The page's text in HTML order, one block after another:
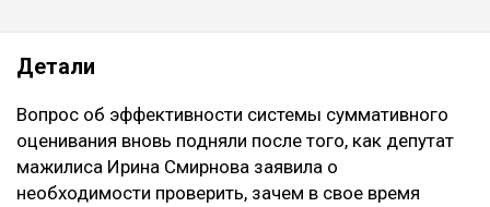
Детали
Вопрос об эффективности системы суммативного
оценивания вновь подняли после того, как депутат
мажилиса Ирина Смирнова заявила о
необходимости проверить, зачем в свое время